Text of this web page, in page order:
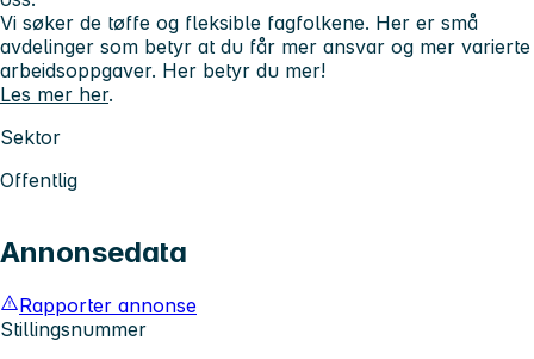
Vi søker de tøffe og fleksible fagfolkene. Her er små
avdelinger som betyr at du får mer ansvar og mer varierte
arbeidsoppgaver. Her betyr du mer!
Les mer her.
Sektor
Offentlig
Annonsedata
Rapporter annonse
Stillingsnummer